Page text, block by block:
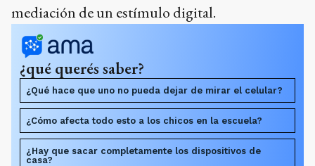
mediación de un estímulo digital.
¿qué querés saber?
¿Qué hace que uno no pueda dejar de mirar el celular?
¿Cómo afecta todo esto a los chicos en la escuela?
¿Hay que sacar completamente los dispositivos de
casa?